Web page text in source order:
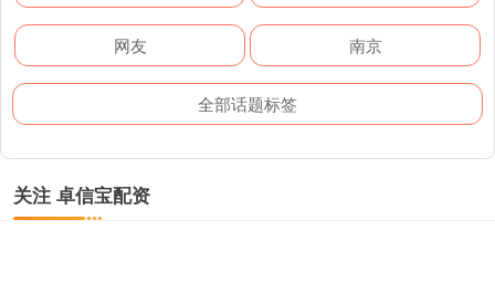
网友 南京
全部话题标签
关注 卓信宝配资